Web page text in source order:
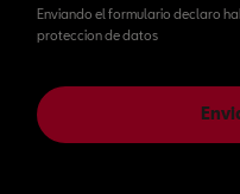
Enviando el formulario declaro
proteccion de datos